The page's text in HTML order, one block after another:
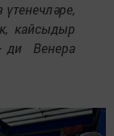
кайсыдыр
ди Венера